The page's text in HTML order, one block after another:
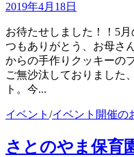
2019年4月18日
お待たせしました！！5
つもありがとう、お母さ
からの手作りクッキーの
ご無沙汰しておりました
ト。今...
イベント /イベント開催の
さとのやま保育